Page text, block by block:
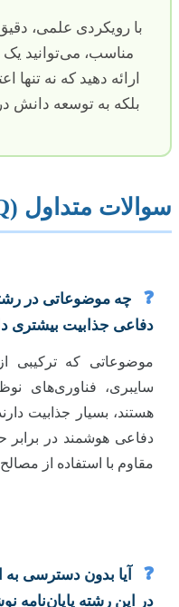
با رویکردی علمی،
مناسب، می‌توانید یک
ارائه دهید که نه
بلکه به توسعه دانش
سوالات متداول (FAQ)
❓
چه موضوعاتی در
دفاعی جذابیت بیشتری
موضوعاتی که ترکیبی
سایبری، فناوری‌های
هستند، بسیار جذابیت
دفاعی هوشمند در برابر
مقاوم با استفاده از
❓
آیا بدون دسترسی
در این رشته پایان‌نامه